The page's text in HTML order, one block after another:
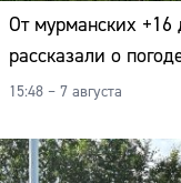
От мурманских +16
рассказали о
15:48 – 7 августа